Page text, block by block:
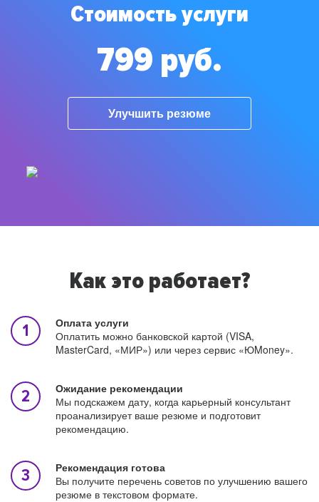
Стоимость услуги
799 руб.
Улучшить резюме
Как это работает?
Оплата услуги
Оплатить можно банковской картой (VISA,
MasterCard, «МИР») или через сервис «ЮMoney».
Ожидание рекомендации
Мы подскажем дату, когда карьерный консультант
проанализирует ваше резюме и подготовит
рекомендацию.
Рекомендация готова
Вы получите перечень советов по улучшению вашего
резюме в текстовом формате.